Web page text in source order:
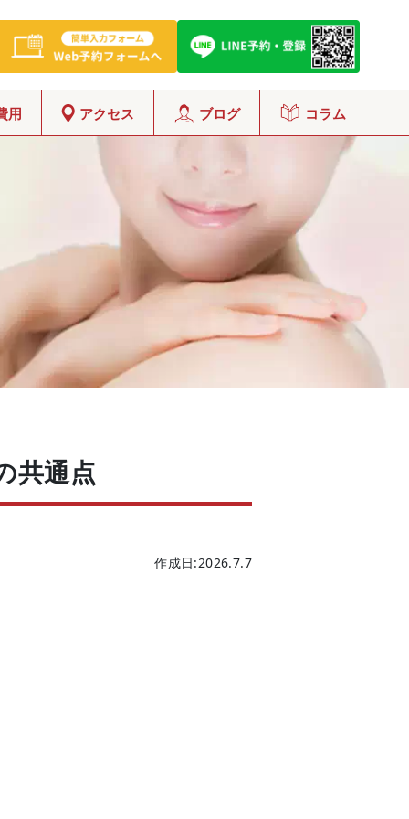
用 アクセス ブログ コラム
共通点
作成日:2026.7.7